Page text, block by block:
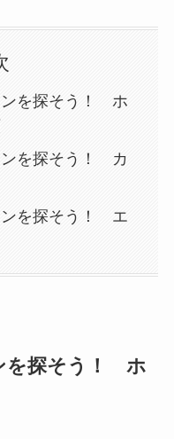
ンを探そう！ ホ
ンを探そう！ カ
ンを探そう！ エ
を探そう！ ホ